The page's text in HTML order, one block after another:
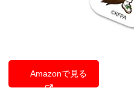
Amazonで見る